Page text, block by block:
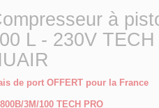
à
L - 230V
de port OFFERT pour la France
3M/100 TECH PRO